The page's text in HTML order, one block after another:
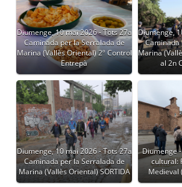
Diumenge, 10 mai 2026 - Tots 27a
Caminada per la Serralada de
Marina (Vallès Oriental) 2º Control
Entrepà
Diumenge,
Marina
al 2n
Diumenge, 10 mai 2026 - Tots 27a
Caminada per la Serralada de
Marina (Vallès Oriental) SORTIDA
Diumenge
cultural:
Medieval